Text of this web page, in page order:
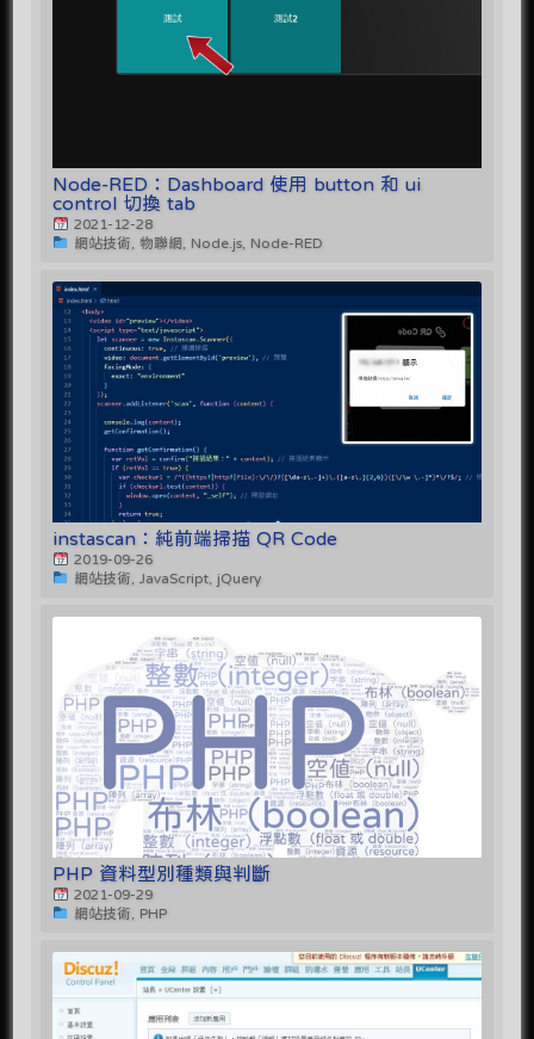
Node-RED：Dashboard 使用 button 和 ui
control 切換 tab
2021-12-28
網站技術, 物聯網, Node.js, Node-RED
instascan：純前端掃描 QR Code
2019-09-26
網站技術, JavaScript, jQuery
PHP 資料型別種類與判斷
2021-09-29
網站技術, PHP